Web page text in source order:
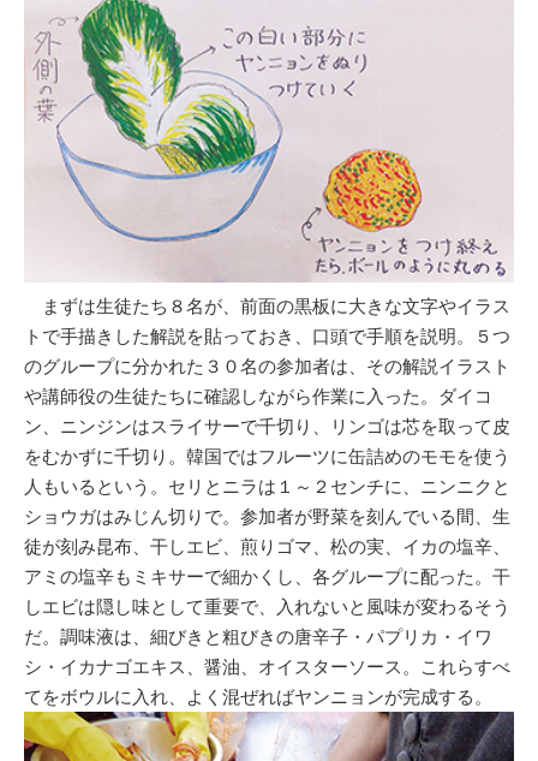
まずは生徒たち８名が、前面の黒板に大きな文字やイラス
トで手描きした解説を貼っておき、口頭で手順を説明。５つ
のグループに分かれた３０名の参加者は、その解説イラスト
や講師役の生徒たちに確認しながら作業に入った。ダイコ
ン、ニンジンはスライサーで千切り、リンゴは芯を取って皮
をむかずに千切り。韓国ではフルーツに缶詰めのモモを使う
人もいるという。セリとニラは１～２センチに、ニンニクと
ショウガはみじん切りで。参加者が野菜を刻んでいる間、生
徒が刻み昆布、干しエビ、煎りゴマ、松の実、イカの塩辛、
アミの塩辛もミキサーで細かくし、各グループに配った。干
しエビは隠し味として重要で、入れないと風味が変わるそう
だ。調味液は、細びきと粗びきの唐辛子・パプリカ・イワ
シ・イカナゴエキス、醤油、オイスターソース。これらすべ
てをボウルに入れ、よく混ぜればヤンニョンが完成する。